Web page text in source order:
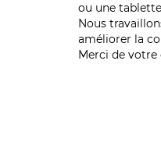
ou une
Nous
améliorer la
Merci de